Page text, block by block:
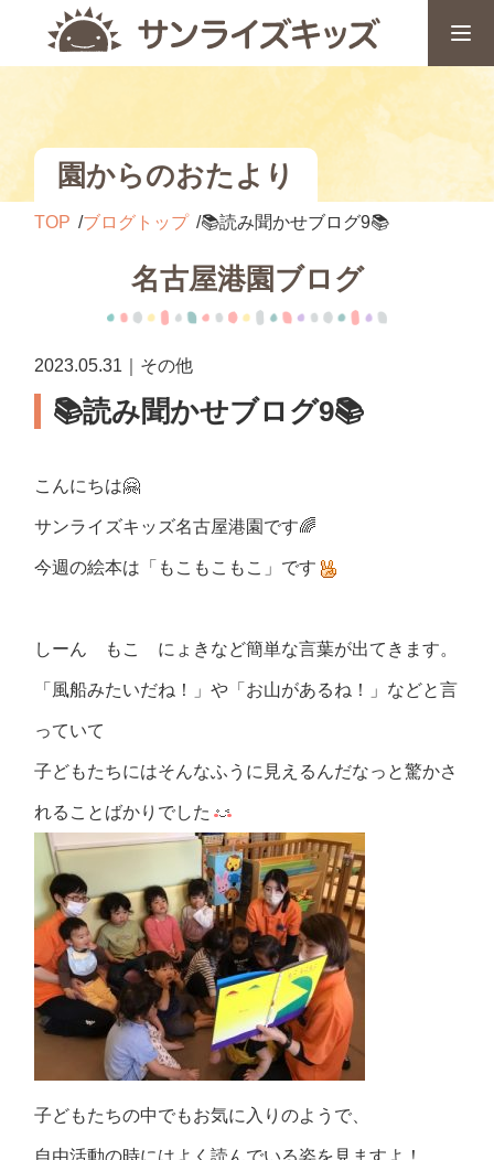
園からのおたより
TOP ブログトップ 📚読み聞かせブログ9📚
名古屋港園ブログ
2023.05.31｜その他
📚読み聞かせブログ9📚
こんにちは🤗
サンライズキッズ名古屋港園です🌈
今週の絵本は「もこもこもこ」です
しーん もこ にょきなど簡単な言葉が出てきます。
「風船みたいだね！」や「お山があるね！」などと言
っていて
子どもたちにはそんなふうに見えるんだなっと驚かさ
れることばかりでした
子どもたちの中でもお気に入りのようで、
自由活動の時にはよく読んでいる姿を見ますよ！